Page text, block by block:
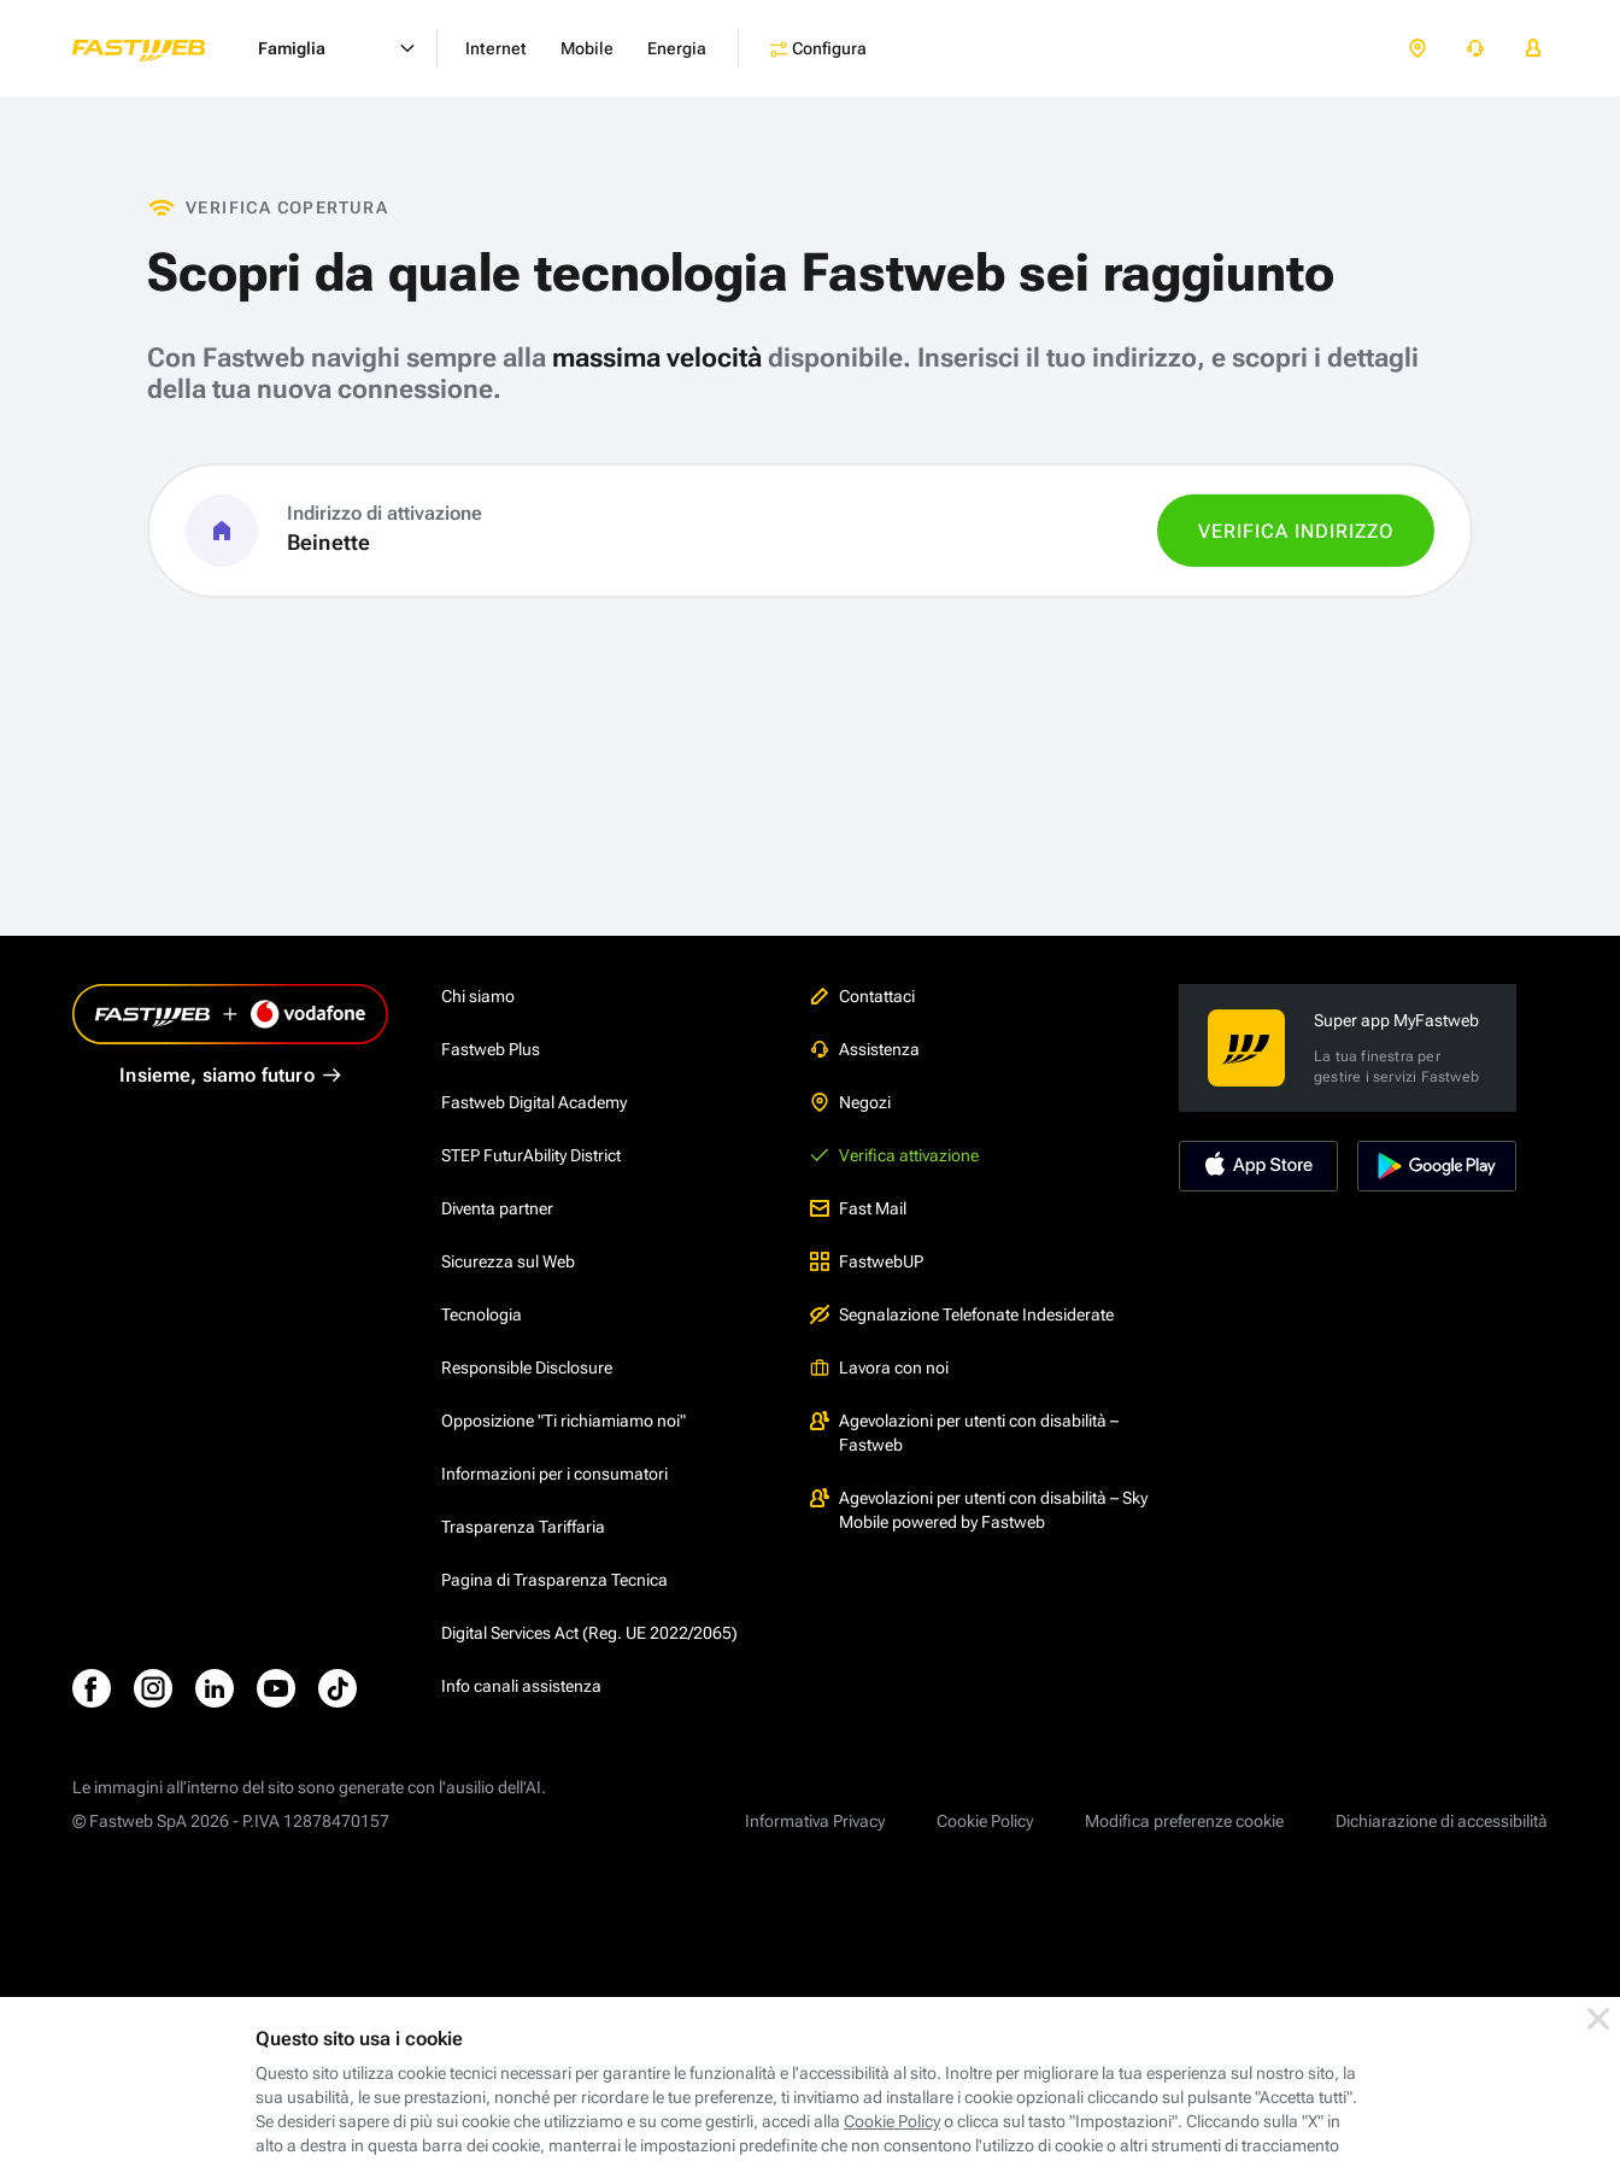
Famiglia Internet Mobile Energia Configura
Insieme, siamo futuro
Chi siamo
Fastweb Plus
Fastweb Digital Academy
STEP FuturAbility District
Diventa partner
Sicurezza sul Web
Tecnologia
Responsible Disclosure
Opposizione "Ti richiamiamo noi"
Informazioni per i consumatori
Trasparenza Tariffaria
Pagina di Trasparenza Tecnica
Digital Services Act (Reg. UE 2022/2065)
Info canali assistenza
Contattaci
Assistenza
Negozi
Verifica attivazione
Fast Mail
FastwebUP
Segnalazione Telefonate Indesiderate
Lavora con noi
Agevolazioni per utenti con disabilità –
Fastweb
Agevolazioni per utenti con disabilità – Sky
Mobile powered by Fastweb
Super app MyFastweb
La tua finestra per
gestire i servizi Fastweb
Le immagini all’interno del sito sono generate con l'ausilio dell'AI.
Informativa Privacy
Cookie Policy Modifica preferenze cookie Dichiarazione di accessibilità
© Fastweb SpA 2026 - P.IVA 12878470157